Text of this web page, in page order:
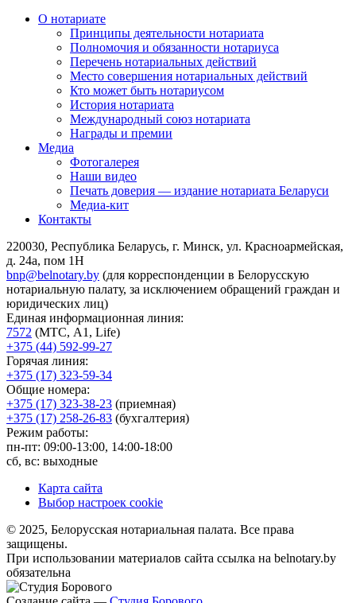
О нотариате
Принципы деятельности нотариата
Полномочия и обязанности нотариуса
Перечень нотариальных действий
Место совершения нотариальных действий
Кто может быть нотариусом
История нотариата
Международный союз нотариата
Награды и премии
Медиа
Фотогалерея
Наши видео
Печать доверия — издание нотариата Беларуси
Медиа-кит
Контакты
220030, Республика Беларусь, г. Минск, ул. Красноармейская,
д. 24а, пом 1Н
bnp@belnotary.by (для корреспонденции в Белорусскую
нотариальную палату, за исключением обращений граждан и
юридических лиц)
Единая информационная линия:
7572 (МТС, A1, Life)
+375 (44) 592-99-27
Горячая линия:
+375 (17) 323-59-34
Общие номера:
+375 (17) 323-38-23 (приемная)
+375 (17) 258-26-83 (бухгалтерия)
Режим работы:
пн-пт: 09:00-13:00, 14:00-18:00
сб, вс: выходные
Карта сайта
Выбор настроек cookie
© 2025, Белорусская нотариальная палата. Все права
защищены.
При использовании материалов сайта ссылка на belnotary.by
обязательна